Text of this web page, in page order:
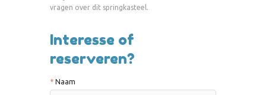
vragen over dit springkasteel.
Interesse of
reserveren?
Naam